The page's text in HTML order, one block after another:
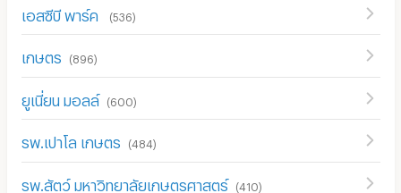
เอสซีบี พาร์ค (536)
เกษตร (896)
ยูเนี่ยน มอลล์ (600)
รพ.เปาโล เกษตร (484 )
รพ.สัตว์ มหาวิทยาลัยเกษตรศาสตร์ (410)